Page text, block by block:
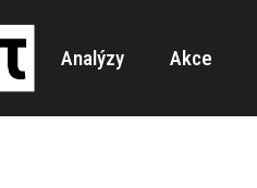
Analýzy Akce